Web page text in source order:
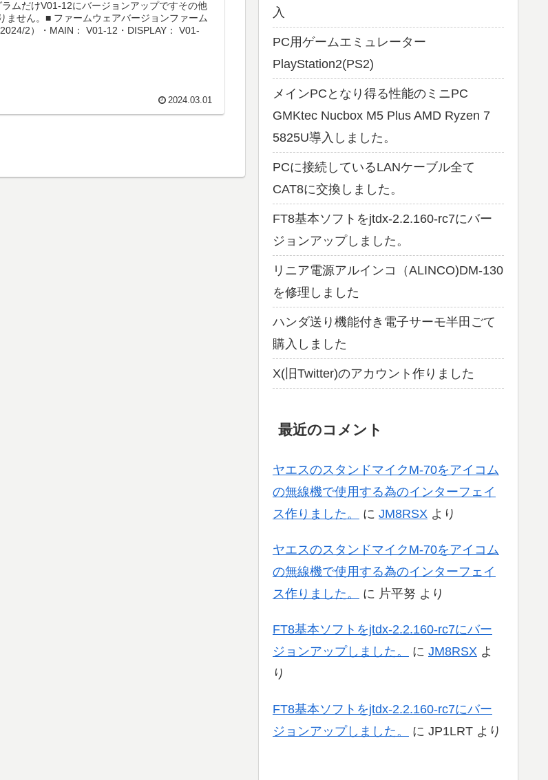
ムだけV01-12にバージョンアップですその他
ません。■ ファームウェアバージョンファーム
2）・MAIN： V01-12・DISPLAY： V01-
2024.03.01
入
PC用ゲームエミュレーター
PlayStation2(PS2)
メインPCとなり得る性能のミニPC
GMKtec Nucbox M5 Plus AMD Ryzen 7
5825U導入しました。
PCに接続しているLANケーブル全て
CAT8に交換しました。
FT8基本ソフトをjtdx-2.2.160-rc7にバー
ジョンアップしました。
リニア電源アルインコ（ALINCO)DM-130
を修理しました
ハンダ送り機能付き電子サーモ半田ごて
購入しました
X(旧Twitter)のアカウント作りました
最近のコメント
ヤエスのスタンドマイクM-70をアイコム
の無線機で使用する為のインターフェイ
ス作りました。
に JM8RSX より
ヤエスのスタンドマイクM-70をアイコム
の無線機で使用する為のインターフェイ
ス作りました。
に 片平努 より
FT8基本ソフトをjtdx-2.2.160-rc7にバー
ジョンアップしました。
に JM8RSX よ
り
FT8基本ソフトをjtdx-2.2.160-rc7にバー
ジョンアップしました。
に JP1LRT より